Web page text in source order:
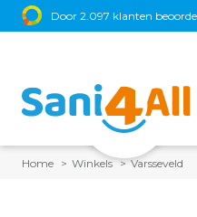
Door 2.097 klanten
Home Winkels Varsseveld